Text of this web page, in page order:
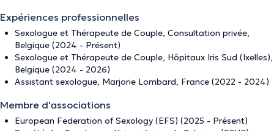
Expériences professionnelles
Sexologue et Thérapeute de Couple, Consultation privée,
Belgique (2024 - Présent)
Sexologue et Thérapeute de Couple, Hôpitaux Iris Sud (Ixelles),
Belgique (2024 - 2026)
Assistant sexologue, Marjorie Lombard, France (2022 - 2024)
Membre d'associations
European Federation of Sexology (EFS) (2025 - Présent)